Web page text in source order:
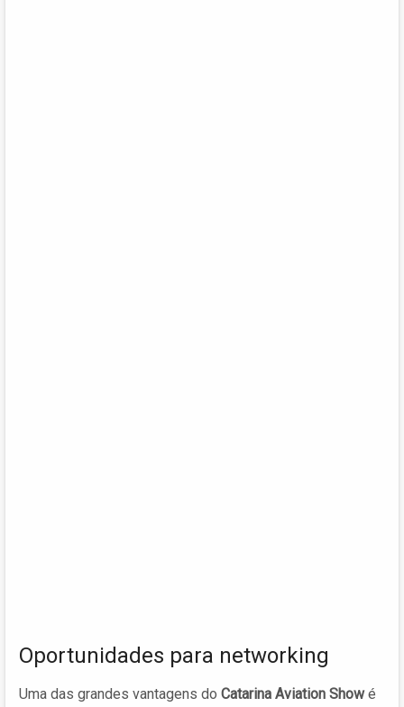
Oportunidades para networking
Uma das grandes vantagens do Catarina Aviation Showé